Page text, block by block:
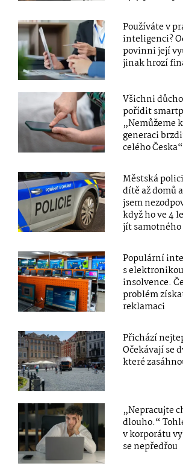
Používáte v
inteligenci?
povinni její
jinak hrozí
Všichni
pořídit
„Nemůžeme
generaci
celého Česka“
Městská
dítě až domů
jsem
když ho ve 4
jít samotného
Populární
s
insolvence.
problém
reklamaci
Přichází
Očekávají se
které
„Nepracujte
dlouho.“
v korporátu
se nepředřou